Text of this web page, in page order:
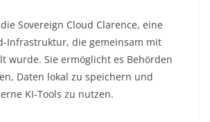
Sovereign Cloud Clarence, eine
Infrastruktur, die gemeinsam mit
wurde. Sie ermöglicht es Behörden
Daten lokal zu speichern und
KI-Tools zu nutzen.